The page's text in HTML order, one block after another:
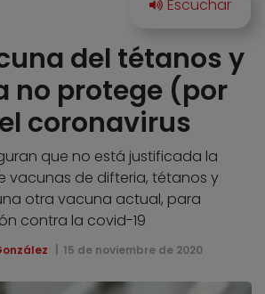
del tétanos y
no protege (por
coronavirus
que no está justificada la
vacunas de difteria, tétanos y
otra vacuna actual, para
contra la covid-19
15 de noviembre de 2020